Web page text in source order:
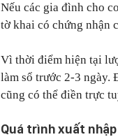
Nếu các gia đình cho
tờ khai có chứng nhận
Vì thời điểm hiện tại
làm sổ trước 2-3 ngày.
cũng có thể điền trực
Quá trình xuất